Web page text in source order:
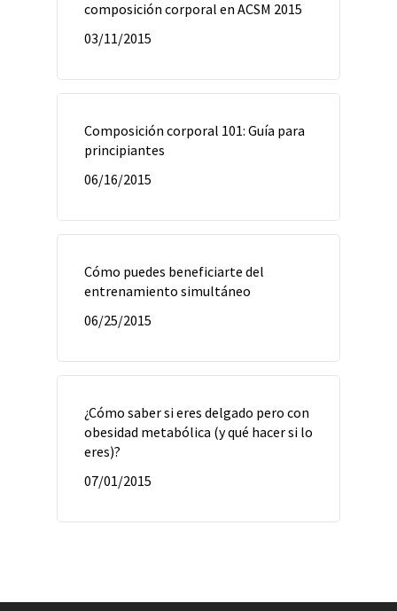
composición corporal en ACSM 2015
03/11/2015
Composición corporal 101: Guía para
principiantes
06/16/2015
Cómo puedes beneficiarte del
entrenamiento simultáneo
06/25/2015
¿Cómo saber si eres delgado pero con
obesidad metabólica (y qué hacer si lo
eres)?
07/01/2015